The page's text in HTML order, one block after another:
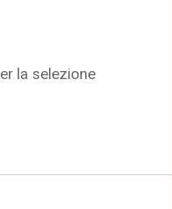
la selezione